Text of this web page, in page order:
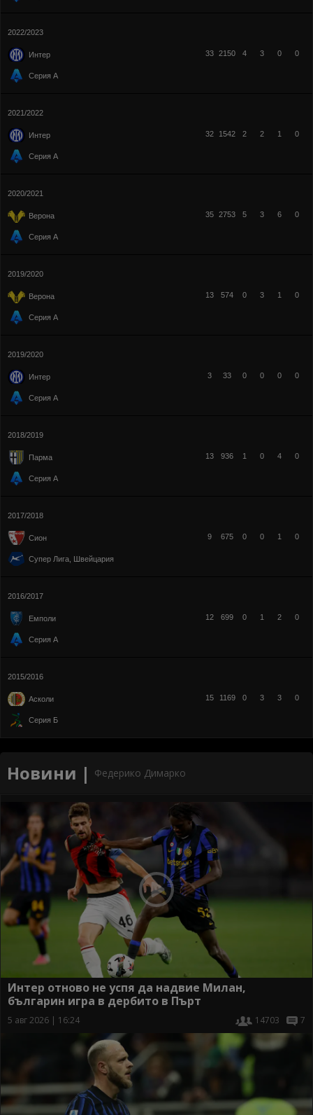
2022/2023
Интер
Серия А
33 2150 4 3 0 0
2021/2022
Интер
Серия А
32 1542 2 2 1 0
2020/2021
Верона
Серия А
35 2753 5 3 6 0
2019/2020
Верона
Серия А
13 574 0 3 1 0
2019/2020
Интер
Серия А
3 33 0 0 0 0
2018/2019
Парма
Серия А
13 936 1 0 4 0
2017/2018
Сион
Супер Лига, Швейцария
9 675 0 0 1 0
2016/2017
Емполи
Серия А
12 699 0 1 2 0
2015/2016
Асколи
Серия Б
15 1169 0 3 3 0
Новини | Федерико Димарко
Интер отново не успя да надвие Милан,
българин игра в дербито в Пърт
5 авг 2026 | 16:24 14703 7